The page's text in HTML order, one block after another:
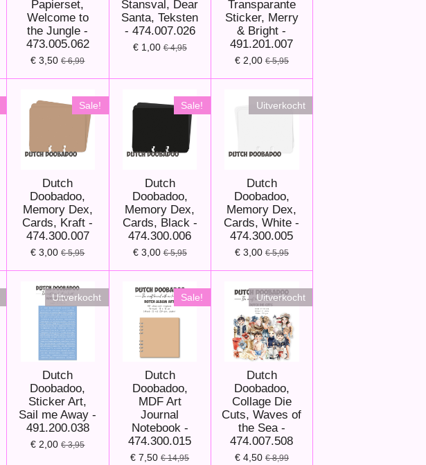
Papierset,
Welcome to
the Jungle -
473.005.062
€ 3,50 € 6,99
Stansval, Dear
Santa, Teksten
- 474.007.026
€ 1,00 € 4,95
Transparante
Sticker, Merry
& Bright -
491.201.007
€ 2,00 € 5,95
Sale!
Dutch
Doobadoo,
Memory Dex,
Cards, Kraft -
474.300.007
€ 3,00 € 5,95
Sale!
Dutch
Doobadoo,
Memory Dex,
Cards, Black -
474.300.006
€ 3,00 € 5,95
Uitverkocht
Dutch
Doobadoo,
Memory Dex,
Cards, White -
474.300.005
€ 3,00 € 5,95
Uitverkocht
Dutch
Doobadoo,
Sticker Art,
Sail me Away -
491.200.038
€ 2,00 € 3,95
Sale!
Dutch
Doobadoo,
MDF Art
Journal
Notebook -
474.300.015
€ 7,50 € 14,95
Uitverkocht
Dutch
Doobadoo,
Collage Die
Cuts, Waves of
the Sea -
474.007.508
€ 4,50 € 8,99